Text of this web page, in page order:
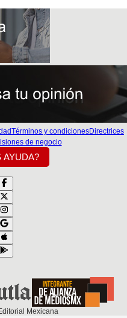
Términos y condicionesDirectrices
de negocio
AYUDA?
Mexicana